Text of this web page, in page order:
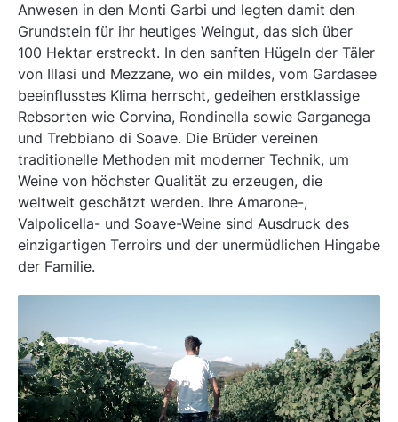
Anwesen in den Monti Garbi und legten damit den
Grundstein für ihr heutiges Weingut, das sich über
100 Hektar erstreckt. In den sanften Hügeln der Täler
von Illasi und Mezzane, wo ein mildes, vom Gardasee
beeinflusstes Klima herrscht, gedeihen erstklassige
Rebsorten wie Corvina, Rondinella sowie Garganega
und Trebbiano di Soave. Die Brüder vereinen
traditionelle Methoden mit moderner Technik, um
Weine von höchster Qualität zu erzeugen, die
weltweit geschätzt werden. Ihre Amarone-,
Valpolicella- und Soave-Weine sind Ausdruck des
einzigartigen Terroirs und der unermüdlichen Hingabe
der Familie.